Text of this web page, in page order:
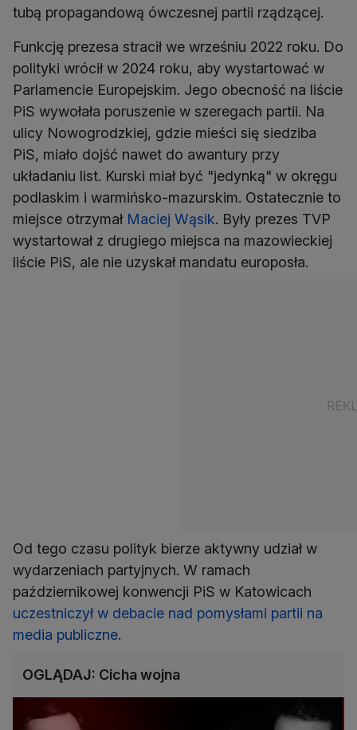
tubą propagandową ówczesnej partii rządzącej.
Funkcję prezesa stracił we wrześniu 2022 roku. Do
polityki wrócił w 2024 roku, aby wystartować w
Parlamencie Europejskim. Jego obecność na liście
PiS wywołała poruszenie w szeregach partii. Na
ulicy Nowogrodzkiej, gdzie mieści się siedziba
PiS, miało dojść nawet do awantury przy
układaniu list. Kurski miał być "jedynką" w okręgu
podlaskim i warmińsko-mazurskim. Ostatecznie to
miejsce otrzymał Maciej Wąsik. Były prezes TVP
wystartował z drugiego miejsca na mazowieckiej
liście PiS, ale nie uzyskał mandatu europosła.
Od tego czasu polityk bierze aktywny udział w
wydarzeniach partyjnych. W ramach
październikowej konwencji PiS w Katowicach
uczestniczył w debacie nad pomysłami partii na
media publiczne.
OGLĄDAJ: Cicha wojna